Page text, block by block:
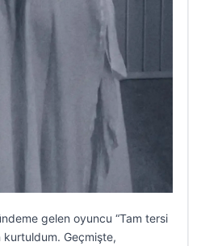
gelen oyuncu “Tam tersi
Geçmişte,